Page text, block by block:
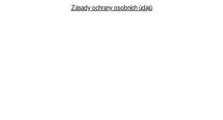
Zásady ochrany osobních údajů
Superstudia PAW